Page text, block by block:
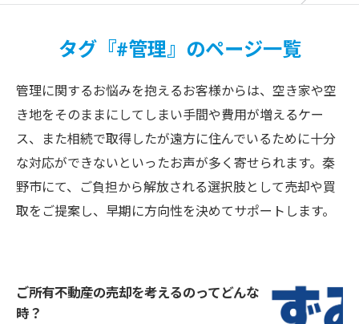
タグ『#管理』のページ一覧
管理に関するお悩みを抱えるお客様からは、空き家や空
き地をそのままにしてしまい手間や費用が増えるケー
ス、また相続で取得したが遠方に住んでいるために十分
な対応ができないといったお声が多く寄せられます。秦
野市にて、ご負担から解放される選択肢として売却や買
取をご提案し、早期に方向性を決めてサポートします。
ご所有不動産の売却を考えるのってどんな
時？